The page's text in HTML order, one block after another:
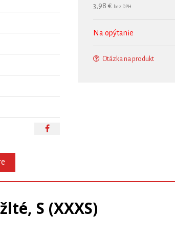
3,98 € bez DPH
Na opýtanie
Otázka na produkt
S (XXXS)